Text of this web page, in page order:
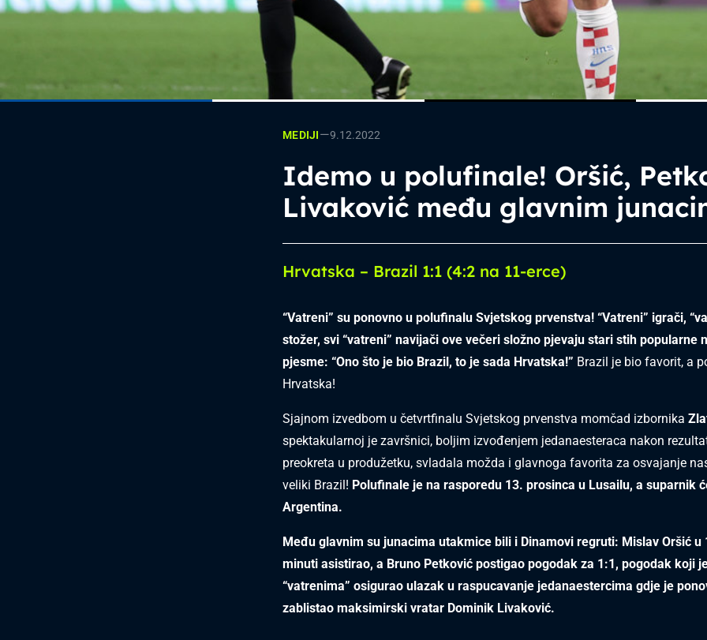
MEDIJI—9.12.2022
Idemo u polufinale! Oršić,
Livaković među glavnim
Hrvatska – Brazil 1:1 (4:2 na 11-erce)
“Vatreni” su ponovno u polufinalu Svjetskog prvenstva! “Vatreni” igrači,
stožer, svi “vatreni” navijači ove večeri složno pjevaju stari stih popularne
pjesme: “Ono što je bio Brazil, to je sada Hrvatska!” Brazil je bio favorit, a
Hrvatska!
Sjajnom izvedbom u četvrtfinalu Svjetskog prvenstva momčad izbornika
spektakularnoj je završnici, boljim izvođenjem jedanaesteraca nakon
preokreta u produžetku, svladala možda i glavnoga favorita za osvajanje
veliki Brazil! Polufinale je na rasporedu 13. prosinca u Lusailu, a suparnik
Argentina.
Među glavnim su junacima utakmice bili i Dinamovi regruti: Mislav Oršić u
minuti asistirao, a Bruno Petković postigao pogodak za 1:1, pogodak koji
“vatrenima” osigurao ulazak u raspucavanje jedanaestercima gdje je
zablistao maksimirski vratar Dominik Livaković.